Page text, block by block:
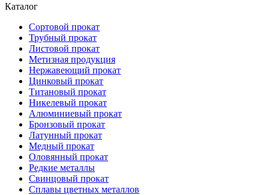
Каталог
Сортовой прокат
Трубный прокат
Листовой прокат
Метизная продукция
Нержавеющий прокат
Цинковый прокат
Титановый прокат
Никелевый прокат
Алюминиевый прокат
Бронзовый прокат
Латунный прокат
Медный прокат
Оловянный прокат
Редкие металлы
Свинцовый прокат
Сплавы цветных металлов